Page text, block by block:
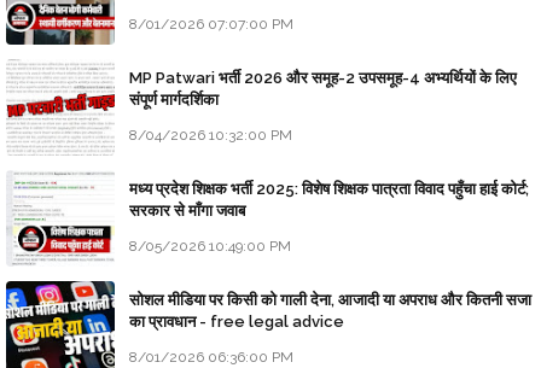
8/01/2026 07:07:00 PM
MP Patwari भर्ती 2026 और समूह-2 उपसमूह-4 अभ्यर्थियों के लिए
संपूर्ण मार्गदर्शिका
8/04/2026 10:32:00 PM
मध्य प्रदेश शिक्षक भर्ती 2025: विशेष शिक्षक पात्रता विवाद पहुँचा हाई कोर्ट;
सरकार से माँगा जवाब
8/05/2026 10:49:00 PM
सोशल मीडिया पर किसी को गाली देना, आजादी या अपराध और कितनी सजा
का प्रावधान - free legal advice
8/01/2026 06:36:00 PM